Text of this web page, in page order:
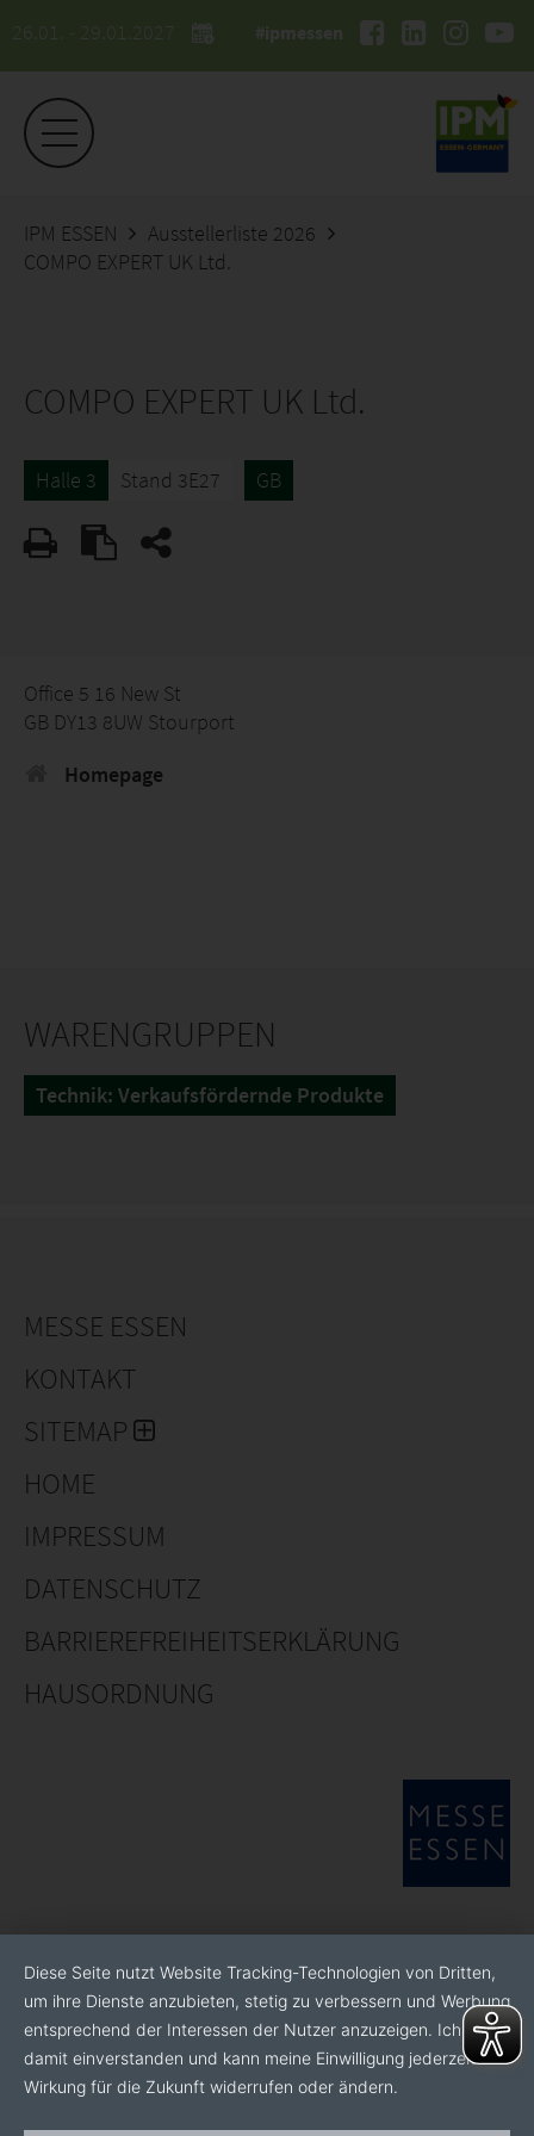
26.01. - 29.01.2027 #ipmessen
IPM ESSEN
Ausstellerliste 2026
COMPO EXPERT UK Ltd.
COMPO EXPERT UK Ltd.
Halle 3 Stand 3E27 GB
Office 5 16 New St
GB DY13 8UW Stourport
Homepage
WARENGRUPPEN
Technik: Verkaufsfördernde Produkte
MESSE ESSEN
KONTAKT
SITEMAP
HOME
IMPRESSUM
DATENSCHUTZ
BARRIEREFREIHEITSERKLÄRUNG
HAUSORDNUNG
Diese Seite nutzt Website Tracking-Technologien von Dritten,
um ihre Dienste anzubieten, stetig zu verbessern und Werbung
entsprechend der Interessen der Nutzer anzuzeigen. Ich bin
damit einverstanden und kann meine Einwilligung jederzeit mit
Wirkung für die Zukunft widerrufen oder ändern.